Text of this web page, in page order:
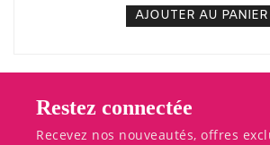
AJOUTER AU PANIER
Restez connectée
Recevez nos nouveautés, offres